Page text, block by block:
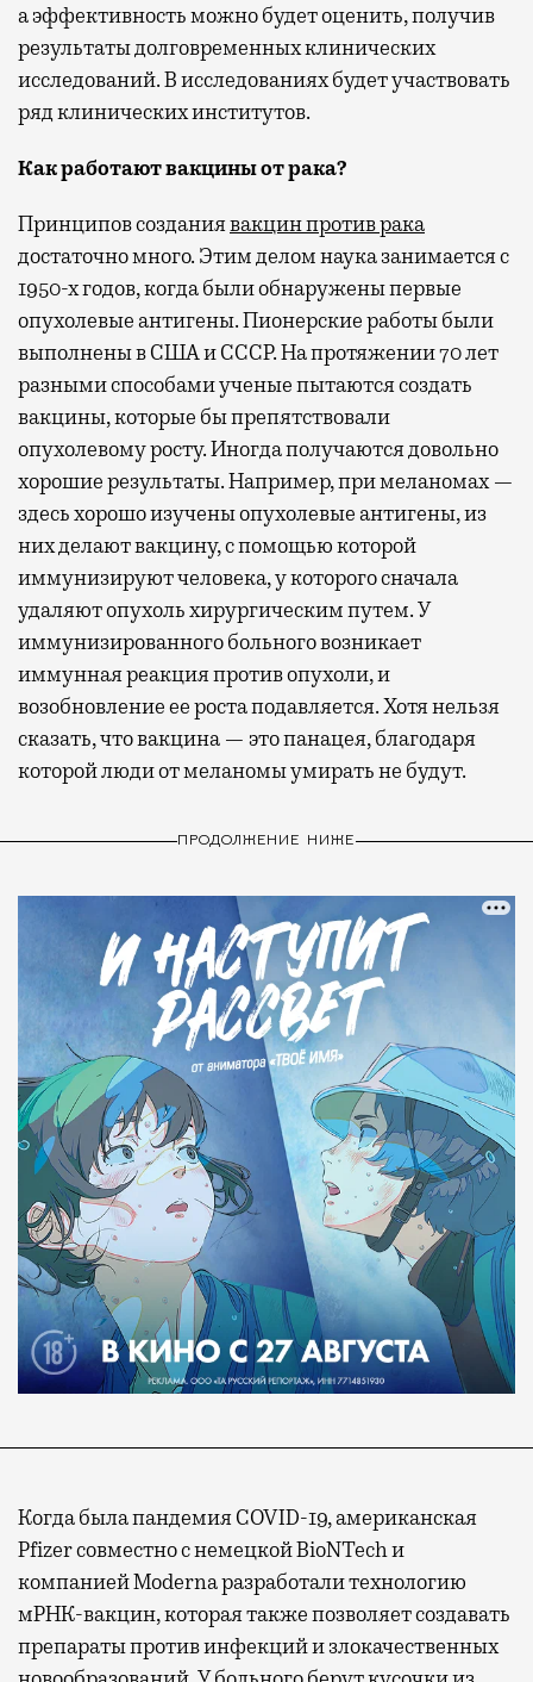
а эффективность можно будет оценить, получив
результаты долговременных клинических
исследований. В исследованиях будет участвовать
ряд клинических институтов.
Как работают вакцины от рака?
Принципов созданиявакцин против рака
достаточно много. Этим делом наука занимается с
1950-х годов, когда были обнаружены первые
опухолевые антигены. Пионерские работы были
выполнены в США и СССР. На протяжении 70 лет
разными способами ученые пытаются создать
вакцины, которые бы препятствовали
опухолевому росту. Иногда получаются довольно
хорошие результаты. Например, при меланомах —
здесь хорошо изучены опухолевые антигены, из
них делают вакцину, с помощью которой
иммунизируют человека, у которого сначала
удаляют опухоль хирургическим путем. У
иммунизированного больного возникает
иммунная реакция против опухоли, и
возобновление ее роста подавляется. Хотя нельзя
сказать, что вакцина — это панацея, благодаря
которой люди от меланомы умирать не будут.
ПРОДОЛЖЕНИЕ НИЖЕ
Когда была пандемия COVID-19, американская
Pfizer совместно с немецкой BioNTech и
компанией Moderna разработали технологию
мРНК-вакцин, которая также позволяет создавать
препараты против инфекций и злокачественных